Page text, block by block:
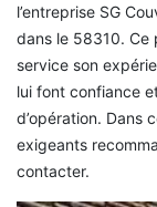
l’entreprise SG
dans le 58310. Ce
service son
lui font confiance
d’opération. Dans
exigeants
contacter.